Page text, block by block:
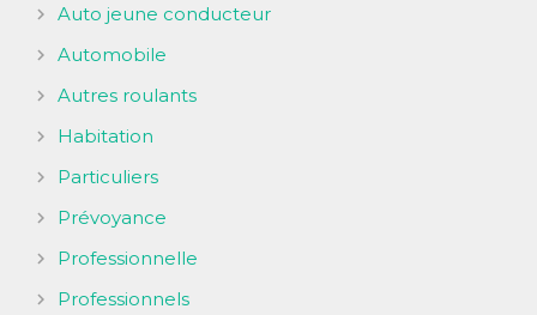
Auto jeune conducteur
Automobile
Autres roulants
Habitation
Particuliers
Prévoyance
Professionnelle
Professionnels